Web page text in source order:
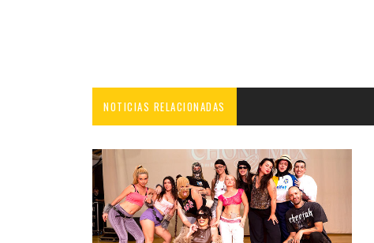
NOTICIAS RELACIONADAS